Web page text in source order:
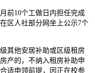
10个工做日内担任完成
区人社部分网坐上公示7个
他安居补助或区级租房
产的，不纳入租房补助申
适申领前提，因正在校参